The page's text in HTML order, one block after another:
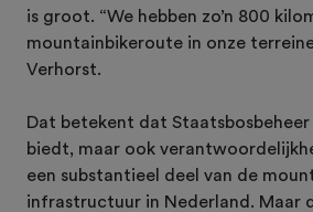
is groot. “We hebben zo’n 800
mountainbikeroute in onze
Verhorst.
Dat betekent dat
biedt, maar ook
een substantieel deel van de
infrastructuur in Nederland. Maar